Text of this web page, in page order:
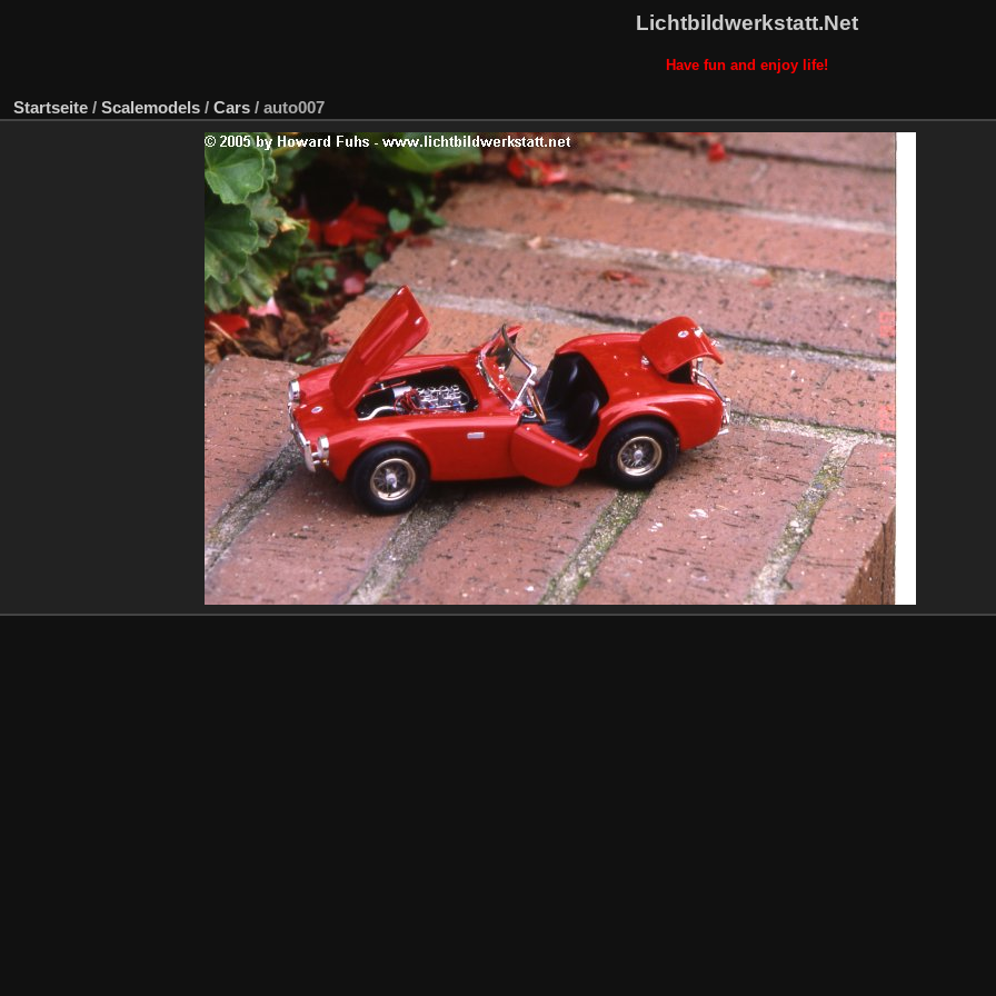
Lichtbildwerkstatt.Net
Have fun and enjoy life!
Startseite / Scalemodels / Cars / auto007